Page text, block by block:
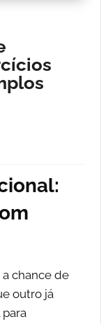
chance de
outro já